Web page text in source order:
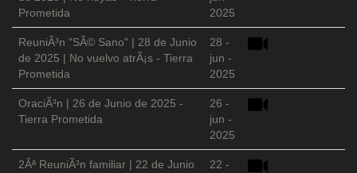
Prometida
2025
ReuniÃ³n "SÃ© Sano" | 28 de Junio
de 2025 | No vuelvo atrÃ¡s - Tierra
Prometida
28 -
jun -
2025
OraciÃ³n | 26 de Junio de 2025 -
Tierra Prometida
26 -
jun -
2025
2Âª ReuniÃ³n familiar | 22 de Junio
22 -